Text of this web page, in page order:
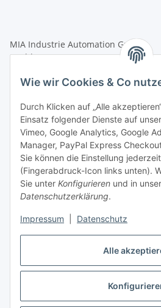
Alle
Wie wir Cookies & Co
Durch Klicken auf „Alle
Einsatz folgender Dienste auf
Vimeo, Google Analytics, Google
Manager, PayPal Express
Sie können die Einstellung
(Fingerabdruck-Icon links unten).
Sie unter Konfigurieren und in
Datenschutzerklärung.
Impressum Datenschutz
MIA Industrie Automation GmbH
Hochkampstr. 68a
Fax: +49 (0)209 58904572
shop@mia-automation.de
Gesetzliche Informationen
Informationen
Vertrag